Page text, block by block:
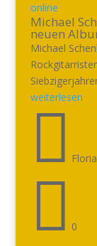
online
Michael
neuen
Michael
weiterlesen

 0